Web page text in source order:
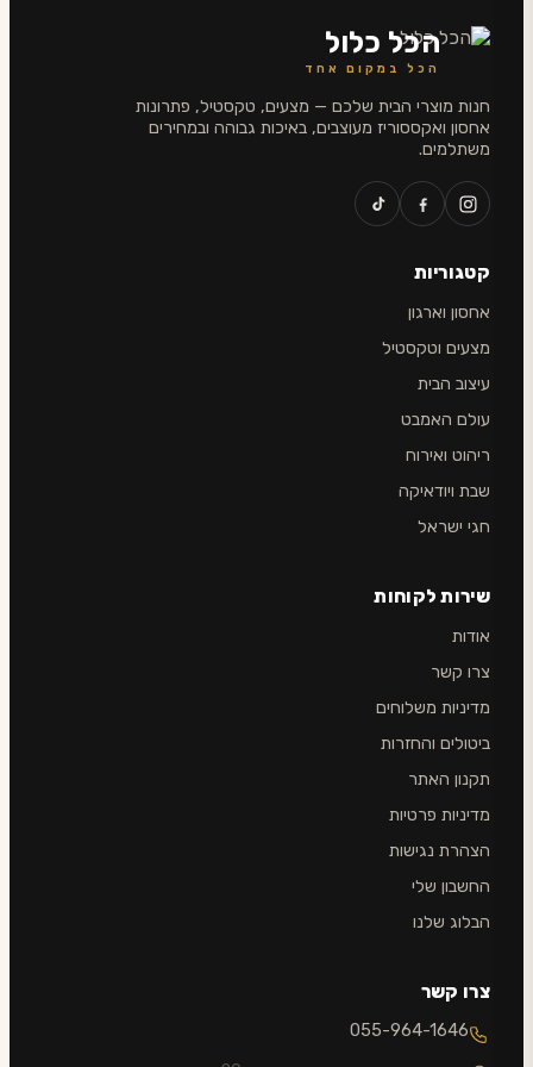
הכל כלול
הכל במקום אחד
חנות מוצרי הבית שלכם — מצעים, טקסטיל, פתרונות
אחסון ואקססוריז מעוצבים, באיכות גבוהה ובמחירים
משתלמים.
קטגוריות
אחסון וארגון
מצעים וטקסטיל
עיצוב הבית
עולם האמבט
ריהוט ואירוח
שבת ויודאיקה
חגי ישראל
שירות לקוחות
אודות
צרו קשר
מדיניות משלוחים
ביטולים והחזרות
תקנון האתר
מדיניות פרטיות
הצהרת נגישות
החשבון שלי
הבלוג שלנו
צרו קשר
055-964-1646